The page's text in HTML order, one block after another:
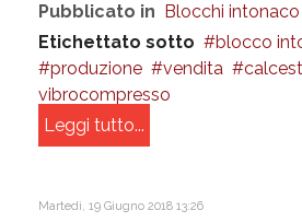
Pubblicato in Blocchi intonaco
Etichettato sotto
blocco
produzione
vendita
vibrocompresso
Leggi tutto...
Martedì, 19 Giugno 2018 13:26